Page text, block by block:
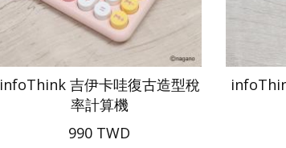
infoThink 吉伊卡哇復古造型稅
率計算機
990 TWD